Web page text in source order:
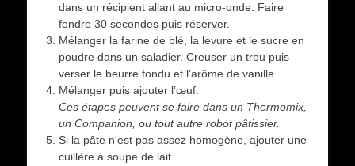
dans un récipient allant au micro-onde. Faire
fondre 30 secondes puis réserver.
Mélanger la farine de blé, la levure et le sucre en
poudre dans un saladier. Creuser un trou puis
verser le beurre fondu et l'arôme de vanille.
Mélanger puis ajouter l’œuf.
Ces étapes peuvent se faire dans un Thermomix,
un Companion, ou tout autre robot pâtissier.
Si la pâte n'est pas assez homogène, ajouter une
cuillère à soupe de lait.